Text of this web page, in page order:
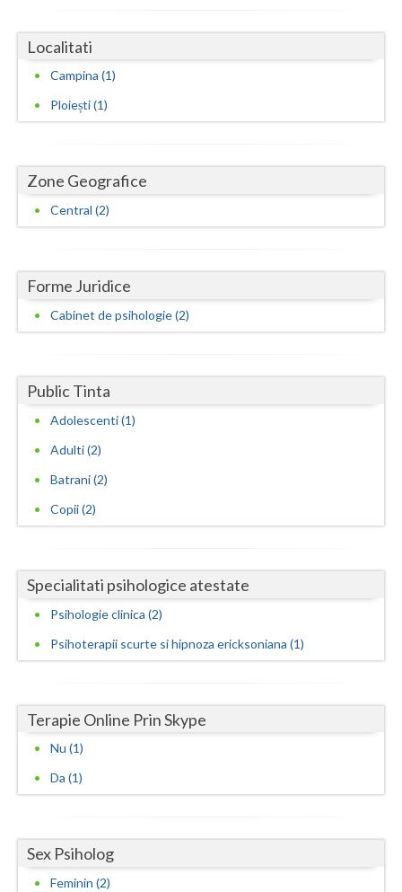
Iasi
Mehedinti
Mures
Olt
Prahova
Satu-Mare
Sibiu
Suceava
Timis
Valcea
Vaslui
Localitati
Campina (1)
Ploiești (1)
Zone Geografice
Central (2)
Forme Juridice
Cabinet de psihologie (2)
Public Tinta
Adolescenti (1)
Adulti (2)
Batrani (2)
Copii (2)
Specialitati psihologice atestate
Psihologie clinica (2)
Psihoterapii scurte si hipnoza ericksoniana (1)
Terapie Online Prin Skype
Nu (1)
Da (1)
Sex Psiholog
Feminin (2)